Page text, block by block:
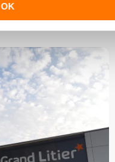
OK